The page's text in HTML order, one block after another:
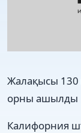
​Жалақысы
орны ашылды
Калифорния